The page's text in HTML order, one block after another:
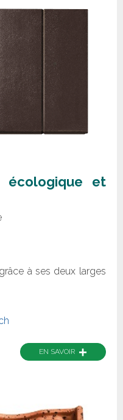
écologique et
à ses deux larges
EN SAVOIR +